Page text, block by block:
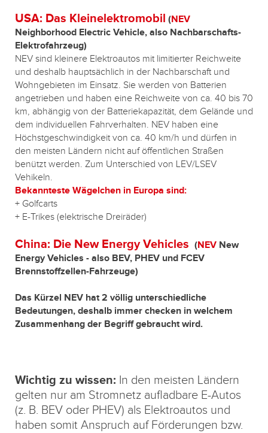
USA: Das Kleinelektromobil (NEV
Neighborhood Electric Vehicle, also Nachbarschafts-
Elektrofahrzeug)
NEV sind kleinere Elektroautos mit limitierter Reichweite
und deshalb hauptsächlich in der Nachbarschaft und
Wohngebieten im Einsatz. Sie werden von Batterien
angetrieben und haben eine Reichweite von ca. 40 bis 70
km, abhängig von der Batteriekapazität, dem Gelände und
dem individuellen Fahrverhalten. NEV haben eine
Höchstgeschwindigkeit von ca. 40 km/h und dürfen in
den meisten Ländern nicht auf öffentlichen Straßen
benützt werden. Zum Unterschied von LEV/LSEV
Vehikeln.
Bekannteste Wägelchen in Europa sind:
+ Golfcarts
+ E-Trikes (elektrische Dreiräder)
China: Die New Energy Vehicles (NEV New
Energy Vehicles - also BEV, PHEV und FCEV
Brennstoffzellen-Fahrzeuge)
Das Kürzel NEV hat 2 völlig unterschiedliche
Bedeutungen, deshalb immer checken in welchem
Zusammenhang der Begriff gebraucht wird.
Wichtig zu wissen: In den meisten Ländern
gelten nur am Stromnetz aufladbare E-Autos
(z. B. BEV oder PHEV) als Elektroautos und
haben somit Anspruch auf Förderungen bzw.